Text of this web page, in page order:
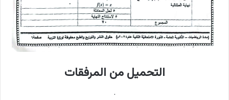
التحميل من المرفقات
.